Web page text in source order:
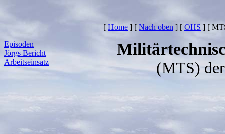
[ Home ] [ Nach oben ] [ OHS ] [
Episoden
Jörgs Bericht
Arbeitseinsatz
(MTS)